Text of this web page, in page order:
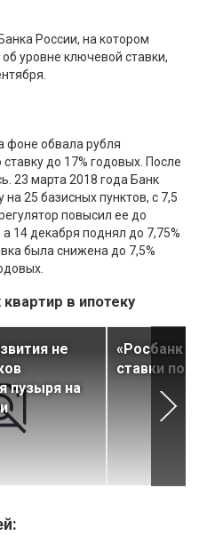
России, на котором
уровне ключевой ставки,
фоне обвала рубля
до 17% годовых. После
23 марта 2018 года Банк
25 базисных пунктов, с 7,5
повысил ее до
14 декабря поднял до 7,75%
была снижена до 7,5%
в ипотеку
не
пузыря на
«Росбанк
ставки по